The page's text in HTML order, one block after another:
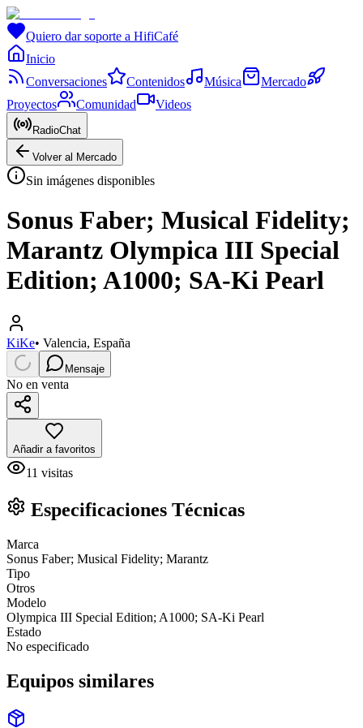
Quiero dar soporte a HifiCafé
Inicio
Conversaciones
Contenidos Música
Mercado
Proyectos
Comunidad Videos
RadioChat
Volver al Mercado
Sin imágenes disponibles
Sonus Faber; Musical Fidelity;
Marantz Olympica III Special
Edition; A1000; SA-Ki Pearl
KiKe• Valencia, España
Mensaje
No en venta
Añadir a favoritos
11 visitas
Especificaciones Técnicas
Marca
Sonus Faber; Musical Fidelity; Marantz
Tipo
Otros
Modelo
Olympica III Special Edition; A1000; SA-Ki Pearl
Estado
No especificado
Equipos similares